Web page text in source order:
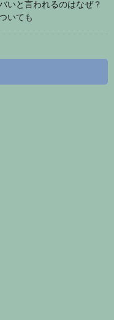
いと言われるのはなぜ？
いても